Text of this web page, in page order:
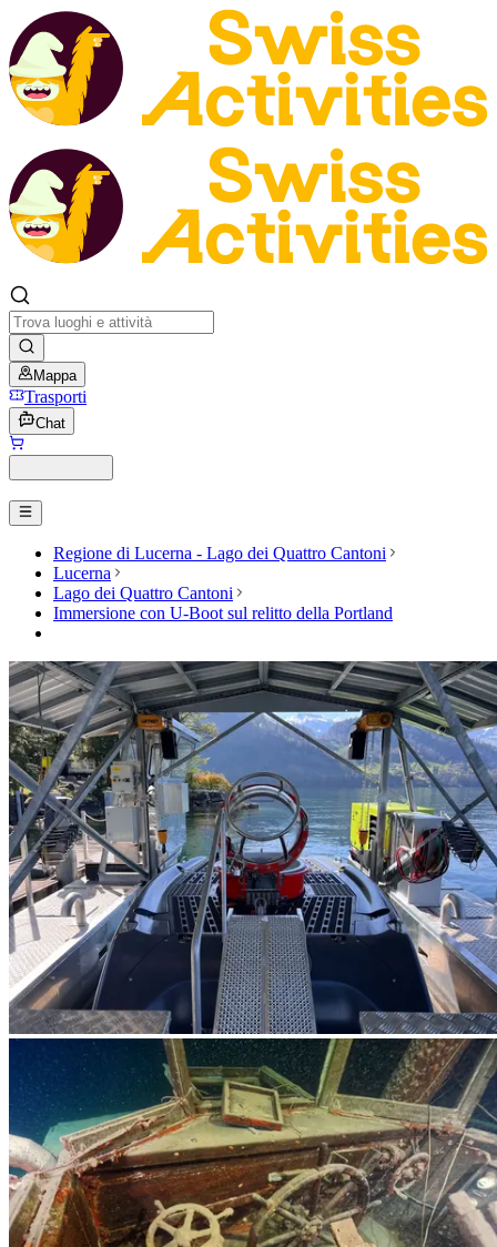
Mappa
Trasporti
Chat
Regione di Lucerna - Lago dei Quattro Cantoni
Lucerna
Lago dei Quattro Cantoni
Immersione con U-Boot sul relitto della Portland